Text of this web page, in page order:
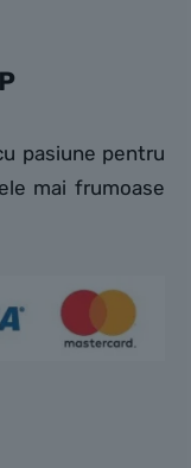
pasiune pentru
mai frumoase